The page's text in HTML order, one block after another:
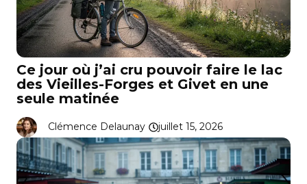
Ce jour où j’ai cru pouvoir faire le lac
des Vieilles-Forges et Givet en une
seule matinée
Clémence Delaunay juillet 15, 2026